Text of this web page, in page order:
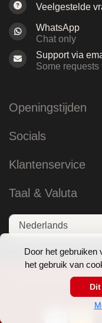
Door het gebruiken
het gebruik van
Veelgestelde
WhatsApp
Chat only
Support via
Some requests
Openingstijden
Socials
Klantenservice
Taal & Valuta
© Copyright 2026
-